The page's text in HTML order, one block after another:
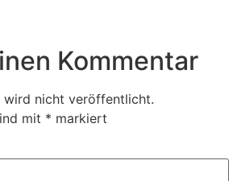
Kommentar
wird nicht veröffentlicht.
mit * markiert